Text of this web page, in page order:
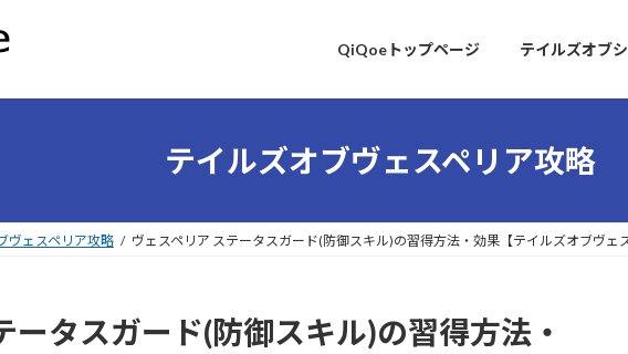
QiQoeトップページ テイルズオブ
テイルズオブヴェスペリア攻略
ヴェスペリア攻略 ヴェスペリア ステータスガード(防御スキル)の習得方法・効果【テイルズオブヴェ
ータスガード(防御スキル)の習得方法・